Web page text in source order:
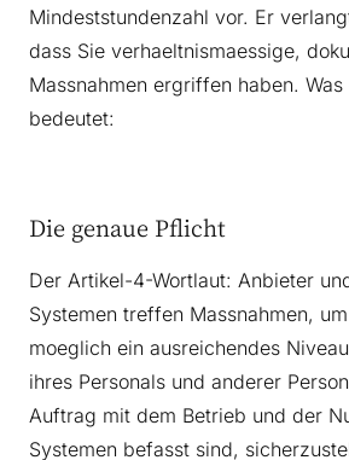
Mindeststundenzahl vor. Er
dass Sie verhaeltnismaessige,
Massnahmen ergriffen haben.
bedeutet:
Die genaue Pflicht
Der Artikel-4-Wortlaut: Anbieter
Systemen treffen Massnahmen,
moeglich ein ausreichendes
ihres Personals und anderer
Auftrag mit dem Betrieb und der
Systemen befasst sind,